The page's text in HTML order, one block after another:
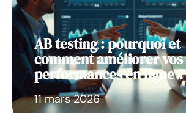
AB testing : pourquoi et
comment améliorer vos
performances en ligne ?
11 mars 2026